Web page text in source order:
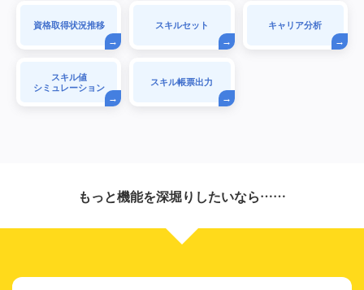
資格取得状況推移 スキルセット キャリア分析
スキル値
シミュレーション スキル帳票出力
もっと機能を深堀りしたいなら……